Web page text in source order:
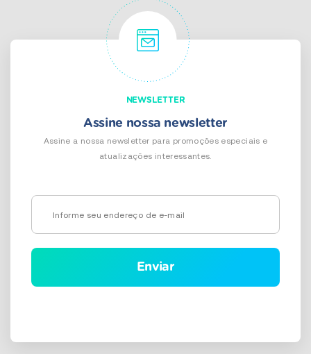
NEWSLETTER
Assine nossa newsletter
Assine a nossa newsletter para promoções especiais e
atualizações interessantes.